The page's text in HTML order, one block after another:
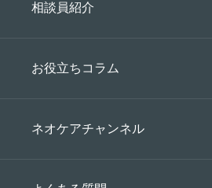
相談員紹介
お役立ちコラム
ネオケアチャンネル